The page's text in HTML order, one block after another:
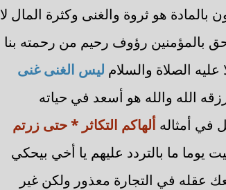
بالمادة هو ثروة والغنى وكثرة المال لا
بالمؤمنين رؤوف رحيم من رحمته بنا
الصلاة والسلام ليس الغنى غنى
الله والله هو أسعد في حياته
في أمثاله ألهاكم التكاثر * حتى زرتم
يوما ما بالتردد عليهم يا أخي بيحكي
في التجارة معذور ولكن غير